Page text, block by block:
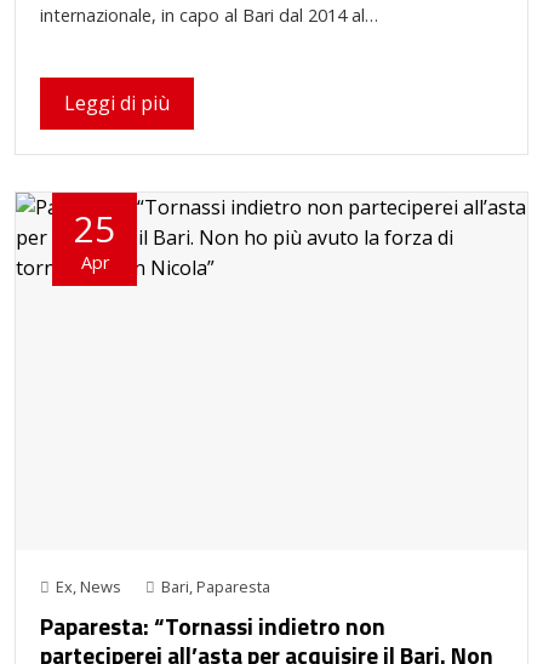
internazionale, in capo al Bari dal 2014 al…
Leggi di più
25
Apr
Ex, News Bari, Paparesta
Paparesta: “Tornassi indietro non
parteciperei all’asta per acquisire il Bari. Non